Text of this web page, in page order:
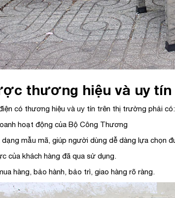
thương hiệu và uy
có thương hiệu và uy tín trên thị trường phải có:
hoạt động của Bộ Công Thương
mẫu mã, giúp người dùng dễ dàng lựa chọn
của khách hàng đã qua sử dụng.
hàng, bảo hành, bảo trì, giao hàng rõ ràng.